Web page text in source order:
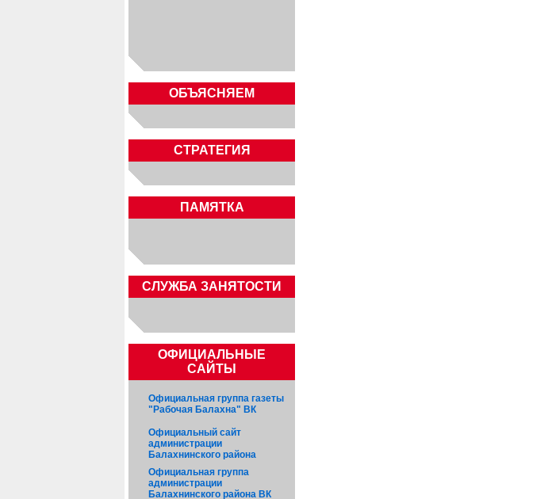
ОБЪЯСНЯЕМ
СТРАТЕГИЯ
ПАМЯТКА
CЛУЖБА ЗАНЯТОСТИ
ОФИЦИАЛЬНЫЕ
САЙТЫ
Официальная группа газеты
"Рабочая Балахна" ВК
Официальный сайт
администрации
Балахнинского района
Официальная группа
администрации
Балахнинского района ВК